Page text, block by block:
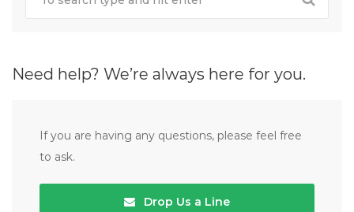
Need help? We’re always here for you.
If you are having any questions, please feel free
to ask.
Drop Us a Line